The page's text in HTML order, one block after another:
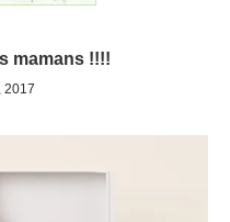
mamans !!!!
2017